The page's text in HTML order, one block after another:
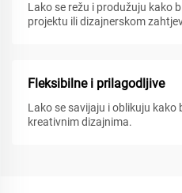
Lako se režu i produžuju kako
projektu ili dizajnerskom
Fleksibilne i prilagodljive
Lako se savijaju i oblikuju kako
kreativnim dizajnima.